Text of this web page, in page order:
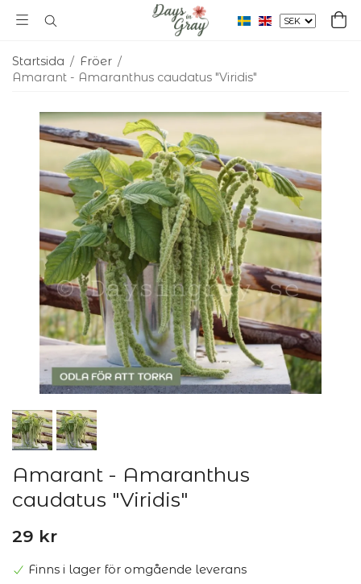
Startsida / Fröer /
Amarant - Amaranthus caudatus "Viridis"
Amarant - Amaranthus
caudatus "Viridis"
29 kr
Finns i lager för omgående leverans